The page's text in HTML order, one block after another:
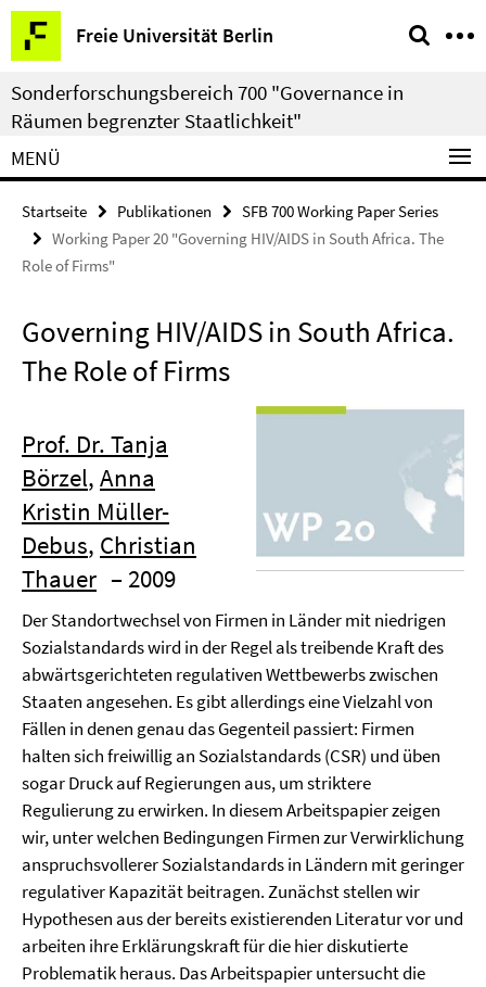
Springe
direkt
zu
Inhalt
Freie Universität Berlin
Service-
Navigation
Sonderforschungsbereich 700 "Governance in
Räumen begrenzter Staatlichkeit"
MENÜ
Startseite Publikationen
SFB 700 Working Paper Series
Working Paper 20 "Governing HIV/AIDS in South Africa. The
Role of Firms"
Governing HIV/AIDS in South Africa.
The Role of Firms
Prof. Dr. Tanja
Börzel, Anna
Kristin Müller-
Debus, Christian
Thauer – 2009
Der Standortwechsel von Firmen in Länder mit niedrigen
Sozialstandards wird in der Regel als treibende Kraft des
abwärtsgerichteten regulativen Wettbewerbs zwischen
Staaten angesehen. Es gibt allerdings eine Vielzahl von
Fällen in denen genau das Gegenteil passiert: Firmen
halten sich freiwillig an Sozialstandards (CSR) und üben
sogar Druck auf Regierungen aus, um striktere
Regulierung zu erwirken. In diesem Arbeitspapier zeigen
wir, unter welchen Bedingungen Firmen zur Verwirklichung
anspruchsvollerer Sozialstandards in Ländern mit geringer
regulativer Kapazität beitragen. Zunächst stellen wir
Hypothesen aus der bereits existierenden Literatur vor und
arbeiten ihre Erklärungskraft für die hier diskutierte
Problematik heraus. Das Arbeitspapier untersucht die